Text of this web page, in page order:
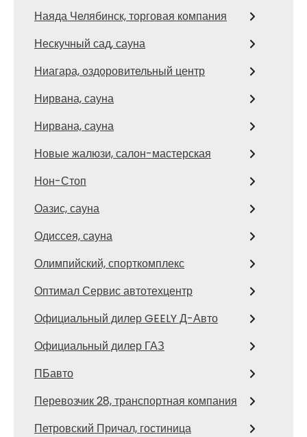
Наяда Челябинск, торговая компания
Нескучный сад, сауна
Ниагара, оздоровительный центр
Нирвана, сауна
Нирвана, сауна
Новые жалюзи, салон-мастерская
Нон-Стоп
Оазис, сауна
Одиссея, сауна
Олимпийский, спорткомплекс
Оптимал Сервис автотехцентр
Официальный дилер GEELY Д-Авто
Официальный дилер ГАЗ
ПБавто
Перевозчик 28, транспортная компания
Петровский Причал, гостиница